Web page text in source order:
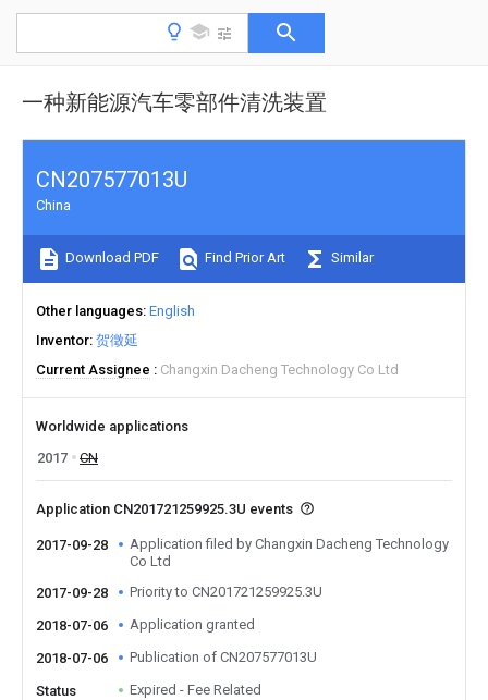
一种新能源汽车零部件清洗装置
CN207577013U
China
Download PDF Find Prior Art Similar
Other languages English
Inventor 贺徵延
Current Assignee
Changxin Dacheng Technology Co Ltd
Worldwide applications
2017
CN
Application CN201721259925.3U events
2017-09-28
Application filed by Changxin Dacheng Technology
Co Ltd
2017-09-28
Priority to CN201721259925.3U
2018-07-06 Application granted
2018-07-06 Publication of CN207577013U
Status Expired - Fee Related